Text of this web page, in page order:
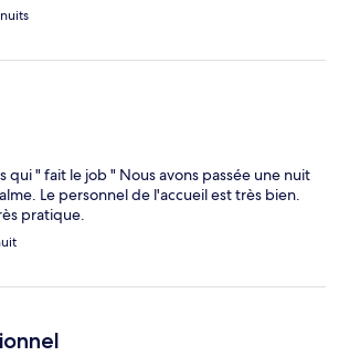
qui " fait le job " Nous avons passée une nuit
Le personnel de l'accueil est très bien.
pratique.